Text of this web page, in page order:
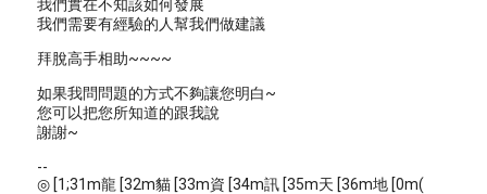
我們實在不知該如何發展
我們需要有經驗的人幫我們做建議
拜脫高手相助~~~~
如果我問問題的方式不夠讓您明白~
您可以把您所知道的跟我說
謝謝~
--
◎ [1;31m龍 [32m貓 [33m資 [34m訊 [35m天 [36m地 [0m(